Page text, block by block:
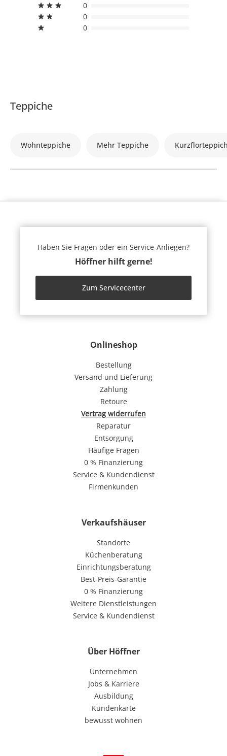
0
0
0
Teppiche
Wohnteppiche Mehr Teppiche
Onlineshop
Bestellung
Versand und Lieferung
Zahlung
Retoure
Vertrag widerrufen
Reparatur
Entsorgung
Häufige Fragen
0 % Finanzierung
Service & Kundendienst
Firmenkunden
Verkaufshäuser
Standorte
Küchenberatung
Einrichtungsberatung
Best-Preis-Garantie
0 % Finanzierung
Weitere Dienstleistungen
Service & Kundendienst
Über Höffner
Unternehmen
Jobs & Karriere
Ausbildung
Kundenkarte
bewusst wohnen
Haben Sie Fragen oder ein Service-Anliegen?
Höffner hilft gerne!
Zum Servicecenter